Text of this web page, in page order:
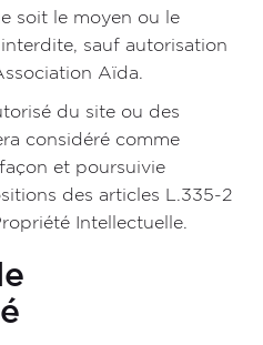
soit le moyen ou le
sauf autorisation
Aïda.
du site ou des
considéré comme
et poursuivie
des articles L.335-2
Intellectuelle.